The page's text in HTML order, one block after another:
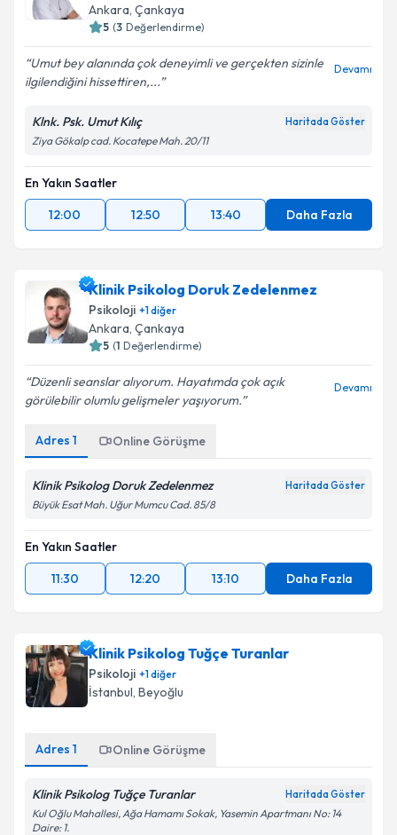
Ankara, Çankaya
5 (3 Değerlendirme)
Umut bey alanında çok deneyimli ve gerçekten sizinle
ilgilendiğini hissettiren,...
Devamı
Klnk. Psk. Umut Kılıç Haritada Göster
Ziya Gökalp cad. Kocatepe Mah. 20/11
En Yakın Saatler
12:00
12:50 13:40 Daha Fazla
Klinik Psikolog Doruk Zedelenmez
Psikoloji +1diğer
Ankara, Çankaya
5 (1 Değerlendirme)
Düzenli seanslar alıyorum. Hayatımda çok açık
görülebilir olumlu gelişmeler yaşıyorum.
Devamı
Adres 1 Online Görüşme
Klinik Psikolog Doruk Zedelenmez Haritada Göster
Büyük Esat Mah. Uğur Mumcu Cad. 85/8
En Yakın Saatler
11:30
12:20 13:10 Daha Fazla
Klinik Psikolog Tuğçe Turanlar
Psikoloji +1diğer
İstanbul, Beyoğlu
Adres 1 Online Görüşme
Klinik Psikolog Tuğçe Turanlar Haritada Göster
Kul Oğlu Mahallesi, Ağa Hamamı Sokak, Yasemin Apartmanı No: 14
Daire: 1.